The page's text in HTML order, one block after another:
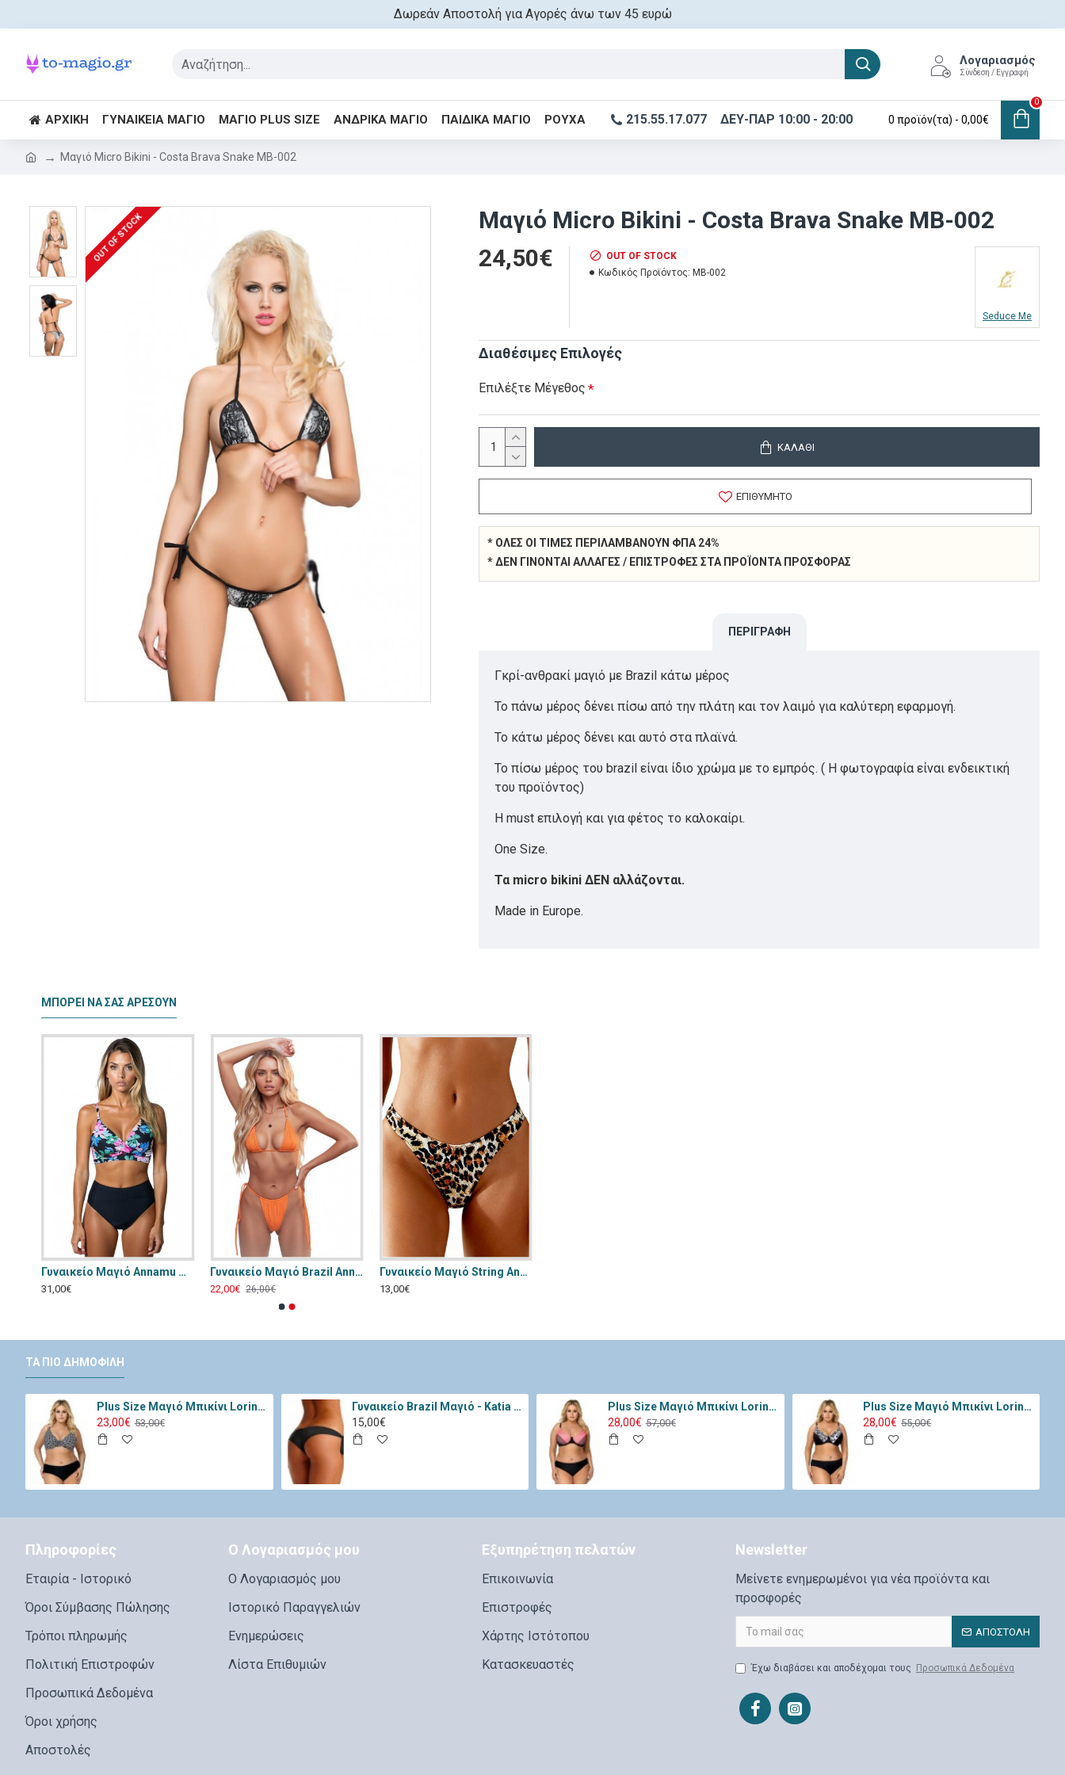
Δωρεάν Αποστολή για Αγορές άνω των 45 ευρώ
Λογαριασμός
Σύνδεση / Εγγραφή
ΑΡΧΙΚΉ ΓΥΝΑΙΚΕΊΑ ΜΑΓΙΌ ΜΑΓΙΌ PLUS SIZE ΑΝΔΡΙΚΆ ΜΑΓΙΌ ΠΑΙΔΙΚΆ ΜΑΓΙΌ ΡΟΎΧΑ 215.55.17.077 ΔΕΥ-ΠΑΡ 10:00 - 20:00 0 προϊόν(τα) - 0,00€
0
Μαγιό Micro Bikini - Costa Brava Snake MB-002
OUT OF STOCK
Μαγιό Micro Bikini - Costa Brava Snake MB-002
24,50€
OUT OF STOCK
Κωδικός Προϊόντος: MB-002
Seduce Me
Διαθέσιμες Επιλογές
Επιλέξτε Μέγεθος
ΚΑΛΆΘΙ
ΕΠΙΘΥΜΗΤΌ
* ΌΛΕΣ ΟΙ ΤΙΜΈΣ ΠΕΡΙΛΑΜΒΆΝΟΥΝ ΦΠΑ 24%
* ΔΕΝ ΓΊΝΟΝΤΑΙ ΑΛΛΑΓΈΣ / ΕΠΙΣΤΡΟΦΈΣ ΣΤΑ ΠΡΟΪΌΝΤΑ ΠΡΟΣΦΟΡΆΣ
ΠΕΡΙΓΡΑΦΉ
Γκρί-ανθρακί μαγιό με Brazil κάτω μέρος
Το πάνω μέρος δένει πίσω από την πλάτη και τον λαιμό για καλύτερη εφαρμογή.
Το κάτω μέρος δένει και αυτό στα πλαϊνά.
Το πίσω μέρος του brazil είναι ίδιο χρώμα με το εμπρός. ( Η φωτογραφία είναι ενδεικτική
του προϊόντος)
Η must επιλογή και για φέτος το καλοκαίρι.
One Size.
Τα micro bikini ΔΕΝ αλλάζονται.
Made in Europe.
ΜΠΟΡΕΊ ΝΑ ΣΑΣ ΑΡΈΣΟΥΝ
Γυναικείο Μαγιό Annamu Μαύρο Φλοράλ A-1084
31,00€
Γυναικείο Μαγιό Brazil Annamu Πορτοκαλί A-1053
22,00€ 26,00€
Γυναικείο Μαγιό String Annamu Λεοπαρ A-1157
13,00€
ΤΑ ΠΙΟ ΔΗΜΟΦΙΛΉ
Plus Size Μαγιό Μπικίνι Lorin Μαύρο Λευκό L-3065
23,00€ 53,00€
Γυναικείο Brazil Μαγιό - Katia Μαύρο 11334-Black
15,00€
Plus Size Μαγιό Μπικίνι Lorin Μαύρο Ροζ L-3066
28,00€ 57,00€
Plus Size Μαγιό Μπικίνι Lorin Μαύρο Λευκό L-3068
28,00€ 55,00€
Πληροφορίες
Εταιρία - Ιστορικό
Όροι Σύμβασης Πώλησης
Τρόποι πληρωμής
Πολιτική Επιστροφών
Προσωπικά Δεδομένα
Όροι χρήσης
Αποστολές
Ο Λογαριασμός μου
Ο Λογαριασμός μου
Ιστορικό Παραγγελιών
Ενημερώσεις
Λίστα Επιθυμιών
Εξυπηρέτηση πελατών
Επικοινωνία
Επιστροφές
Χάρτης Ιστότοπου
Κατασκευαστές
Newsletter
Μείνετε ενημερωμένοι για νέα προϊόντα και
προσφορές
ΑΠΟΣΤΟΛΉ
Έχω διαβάσει και αποδέχομαι τους Προσωπικά Δεδομένα